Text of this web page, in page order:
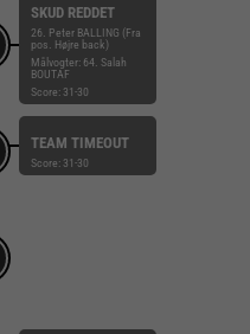
SKUD REDDET
26. Peter BALLING (Fra
pos. Højre back)
Målvogter: 64. Salah
BOUTAF
Score: 31-30
TEAM TIMEOUT
Score: 31-30